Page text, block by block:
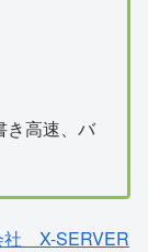
速、バ
社 X-SERVER